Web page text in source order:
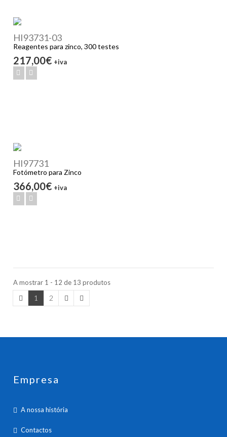
HI93731-03
Reagentes para zinco, 300 testes
217,00€ +iva
HI97731
Fotómetro para Zinco
366,00€ +iva
A mostrar 1 - 12 de 13 produtos
1 2
Empresa
A nossa história
Contactos